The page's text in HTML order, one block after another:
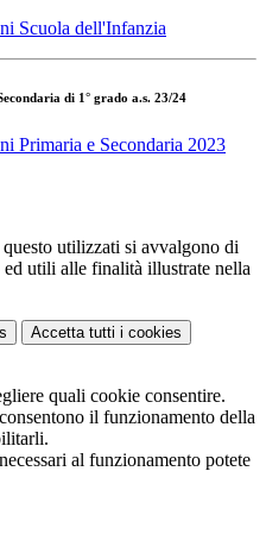
Scuola dell'Infanzia
di 1° grado a.s. 23/24
Primaria e Secondaria 2023
utilizzati si avvalgono di
utili alle finalità illustrate nella
Accetta tutti i cookies
quali cookie consentire.
il funzionamento della
al funzionamento potete